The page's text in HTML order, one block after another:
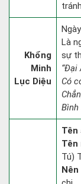
Khổng
Minh
Lục Diệu
Là
sự
“Đại
Có
Bình
Tên
Tên
Tú)
Nên